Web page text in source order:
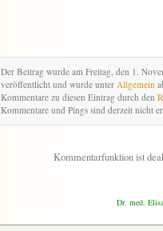
Der Beitrag wurde am Freitag, den 1.
veröffentlicht und wurde unter Allgemein
Kommentare zu diesen Eintrag durch den
Kommentare und Pings sind derzeit nicht
Kommentarfunktion ist
Dr. med.